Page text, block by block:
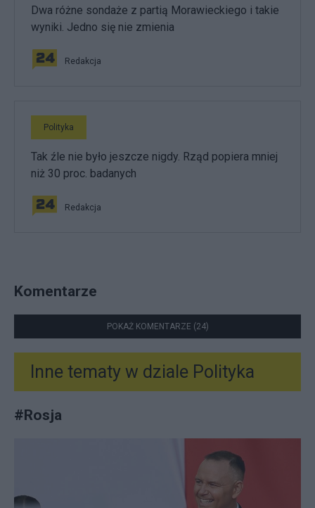
Dwa różne sondaże z partią Morawieckiego i takie
wyniki. Jedno się nie zmienia
Redakcja
Polityka
Tak źle nie było jeszcze nigdy. Rząd popiera mniej
niż 30 proc. badanych
Redakcja
Komentarze
POKAŻ KOMENTARZE (24)
Inne tematy w dziale Polityka
#Rosja